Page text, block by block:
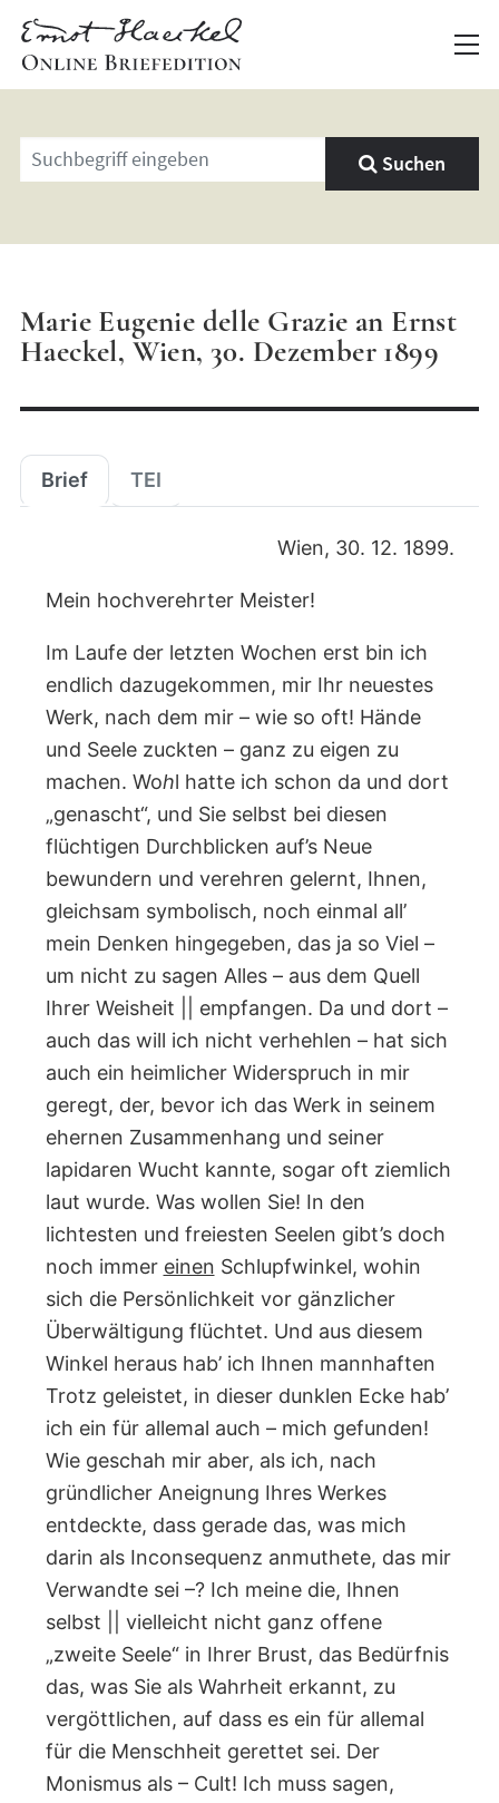
Geben
Sie
Suchbegriff
Suchen
Marie Eugenie delle Grazie an Ernst
Haeckel, Wien, 30. Dezember 1899
Brief TEI
Wien, 30. 12. 1899.
Mein hochverehrter Meister!
Im Laufe der letzten Wochen erst bin ich
endlich dazugekommen, mir Ihr neuestes
Werk, nach dem mir – wie so oft! Hände
und Seele zuckten – ganz zu eigen zu
machen. Wohl hatte ich schon da und dort
„genascht“, und Sie selbst bei diesen
flüchtigen Durchblicken auf’s Neue
bewundern und verehren gelernt, Ihnen,
gleichsam symbolisch, noch einmal all’
mein Denken hingegeben, das ja so Viel –
um nicht zu sagen Alles – aus dem Quell
Ihrer Weisheit || empfangen. Da und dort –
auch das will ich nicht verhehlen – hat sich
auch ein heimlicher Widerspruch in mir
geregt, der, bevor ich das Werk in seinem
ehernen Zusammenhang und seiner
lapidaren Wucht kannte, sogar oft ziemlich
laut wurde. Was wollen Sie! In den
lichtesten und freiesten Seelen gibt’s doch
noch immer einen Schlupfwinkel, wohin
sich die Persönlichkeit vor gänzlicher
Überwältigung flüchtet. Und aus diesem
Winkel heraus hab’ ich Ihnen mannhaften
Trotz geleistet, in dieser dunklen Ecke hab’
ich ein für allemal auch – mich gefunden!
Wie geschah mir aber, als ich, nach
gründlicher Aneignung Ihres Werkes
entdeckte, dass gerade das, was mich
darin als Inconsequenz anmuthete, das mir
Verwandte sei –? Ich meine die, Ihnen
selbst || vielleicht nicht ganz offene
„zweite Seele“ in Ihrer Brust, das Bedürfnis
das, was Sie als Wahrheit erkannt, zu
vergöttlichen, auf dass es ein für allemal
für die Menschheit gerettet sei. Der
Monismus als – Cult! Ich muss sagen,